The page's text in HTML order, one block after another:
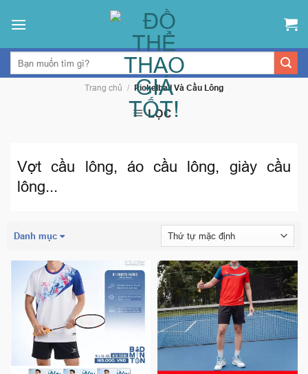
Trang chủ / Pickelball Và Cầu Lông
LỌC
Vợt cầu lông, áo cầu lông, giày cầu
lông...
Danh mục